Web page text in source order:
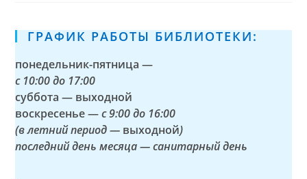
ГРАФИК РАБОТЫ БИБЛИОТЕКИ:
понедельник-пятница —
с 10:00 до 17:00
суббота — выходной
воскресенье —с 9:00 до 16:00
(в летний период — выходной)
последний день месяца — санитарный день